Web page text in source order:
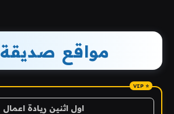
مواقع صديقة
اول اثنين ريادة اعمال